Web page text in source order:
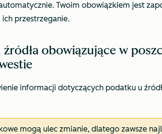
Twoim obowiązkiem jest
przestrzeganie.
obowiązujące w
informacji dotyczących podatku u
mogą ulec zmianie, dlatego zawsze